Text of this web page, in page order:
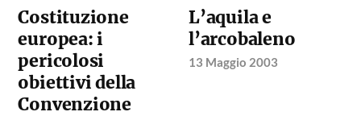
Costituzione
europea: i
pericolosi
obiettivi della
Convenzione
L’aquila e
l’arcobaleno
13 Maggio 2003